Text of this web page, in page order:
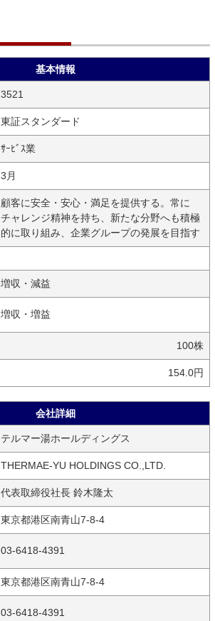
基本情報
3521
東証スタンダード
ｻｰﾋﾞｽ業
3月
顧客に安全・安心・満足を提供する。常に
チャレンジ精神を持ち、新たな分野へも積極
的に取り組み、企業グループの発展を目指す
増収・減益
増収・増益
100株
154.0円
会社詳細
テルマー湯ホールディングス
THERMAE-YU HOLDINGS CO.,LTD.
代表取締役社長 鈴木隆太
東京都港区南青山7-8-4
03-6418-4391
東京都港区南青山7-8-4
03-6418-4391